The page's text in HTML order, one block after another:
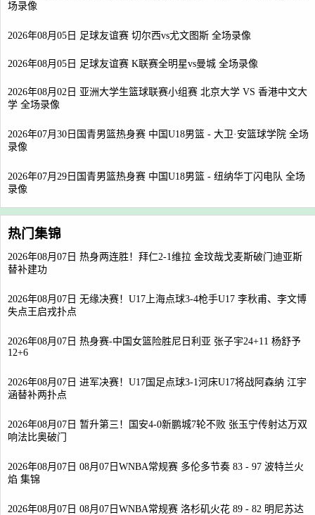
场录像
2026年08月05日 足球友谊赛 切尔西vs尤文图斯 全场录像
2026年08月05日 足球友谊赛 K联赛全明星vs曼城 全场录像
2026年08月02日 亚洲大学生篮球联赛小组赛 北京大学 VS 香港中文大
学 全场录像
2026年07月30日国青男篮热身赛 中国U18男篮 - 大卫·安篮球学院 全场
录像
2026年07月29日国青男篮热身赛 中国U18男篮 - 纽纳华丁闪电队 全场
录像
热门集锦
2026年08月07日 热身两连胜！拜仁2-1维拉 金玟哉戈麦斯破门迪亚斯
替补建功
2026年08月07日 无缘决赛！U17上海点球3-4枪手U17 李秋甫、李文博
失点王启戎扑点
2026年08月07日 热身赛-中国女篮险胜尼日利亚 张子宇24+11 杨舒予
12+6
2026年08月07日 进军决赛！U17国足点球3-1河床U17将战阿森纳 江宇
涵替补两扑点
2026年08月07日 暂升第三！国安4-0新鹏城7轮不败 张玉宁传射达万双
响法比奥破门
2026年08月07日 08月07日WNBA常规赛 多伦多节奏 83 - 97 波特兰火
焰 集锦
2026年08月07日 08月07日WNBA常规赛 洛杉矶火花 89 - 82 明尼苏达